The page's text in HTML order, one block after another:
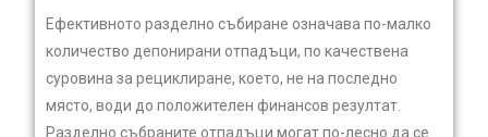
Ефективното разделно събиране означава по-малко
количество депонирани отпадъци, по качествена
суровина за рециклиране, което, не на последно
място, води до положителен финансов резултат.
Разделно събраните отпадъци могат по-лесно да се